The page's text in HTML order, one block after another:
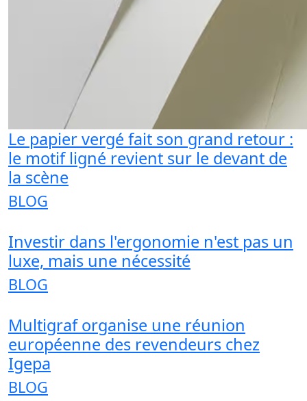
Le papier vergé fait son grand retour :
le motif ligné revient sur le devant de
la scène
BLOG
Investir dans l'ergonomie n'est pas un
luxe, mais une nécessité
BLOG
Multigraf organise une réunion
européenne des revendeurs chez
Igepa
BLOG